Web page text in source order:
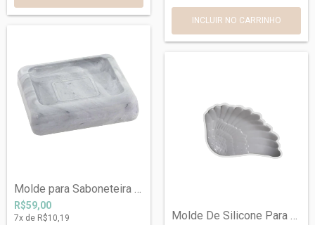
Molde para Saboneteira Ref720
R$59,00
7x de R$10,19